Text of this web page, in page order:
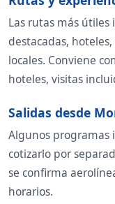
Las rutas más útiles
destacadas,
locales. Conviene
hoteles, visitas
Salidas desde
Algunos programas
cotizarlo por
se confirma
horarios.